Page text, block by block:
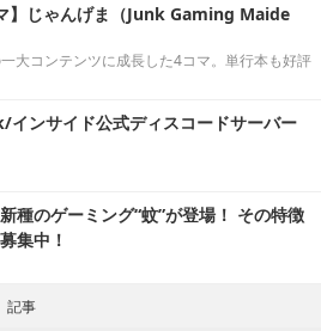
】じゃんげま（Junk Gaming Maide
大コンテンツに成長した4コマ。単行本も好評
ンサイド公式ディスコードサーバー
新種のゲーミング“蚊”が登場！ その特徴
集中！
記事